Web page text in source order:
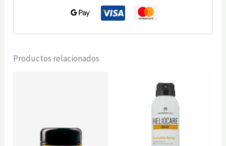
cantidad
Productos relacionados